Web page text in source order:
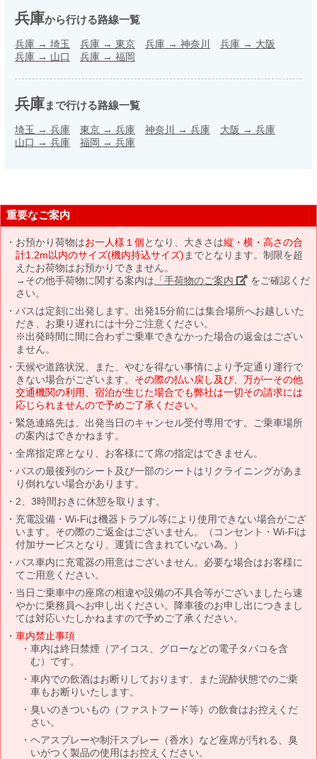
兵庫から行ける路線一覧
兵庫 → 埼玉 兵庫 → 東京 兵庫 → 神奈川 兵庫 → 大阪
兵庫 → 山口 兵庫 → 福岡
兵庫まで行ける路線一覧
埼玉 → 兵庫 東京 → 兵庫 神奈川 → 兵庫 大阪 → 兵庫
山口 → 兵庫 福岡 → 兵庫
重要なご案内
お預かり荷物はお一人様１個となり、大きさは縦・横・高さの合
計1.2m以内のサイズ(機内持込サイズ) までとなります。制限を超
えたお荷物はお預かりできません。
→その他手荷物に関する案内は 「手荷物のご案内」 をご確認くだ
さい。
バスは定刻に出発します。出発15分前には集合場所へお越しいた
だき、お乗り遅れには十分ご注意ください。
※出発時間に間に合わずご乗車できなかった場合の返金はござい
ません。
天候や道路状況、また、やむを得ない事情により予定通り運行で
きない場合がございます。 その際の払い戻し及び、万が一その他
交通機関の利用、宿泊が生じた場合でも弊社は一切その請求には
応じられませんので予めご了承ください。
緊急連絡先は、出発当日のキャンセル受付専用です。ご乗車場所
の案内はできかねます。
全席指定席となり、お客様にて席の指定はできません。
バスの最後列のシート及び一部のシートはリクライニングがあま
り倒れない場合があります。
2、3時間おきに休憩を取ります。
充電設備・Wi-Fiは機器トラブル等により使用できない場合がござ
います。その際のご返金はございません。（コンセント・Wi-Fiは
付加サービスとなり、運賃に含まれていない為。）
バス車内に充電器の用意はございません。必要な場合はお客様に
てご用意ください。
当日ご乗車中の座席の相違や設備の不具合等がございましたら速
やかに乗務員へお申し出ください。降車後のお申し出につきまし
ては対応いたしかねますので予めご了承ください。
車内禁止事項
車内は終日禁煙（アイコス、グローなどの電子タバコを含
む）です。
車内での飲酒はお断りしております、また泥酔状態でのご乗
車もお断りいたします。
臭いのきついもの（ファストフード等）の飲食はお控えくだ
さい。
ヘアスプレーや制汗スプレー（香水）など座席が汚れる、臭
いがつく製品の使用はお控えください。